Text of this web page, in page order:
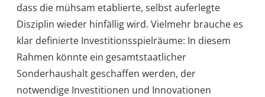
dass die mühsam etablierte, selbst auferlegte
Disziplin wieder hinfällig wird. Vielmehr brauche es
klar definierte Investitionsspielräume: In diesem
Rahmen könnte ein gesamtstaatlicher
Sonderhaushalt geschaffen werden, der
notwendige Investitionen und Innovationen